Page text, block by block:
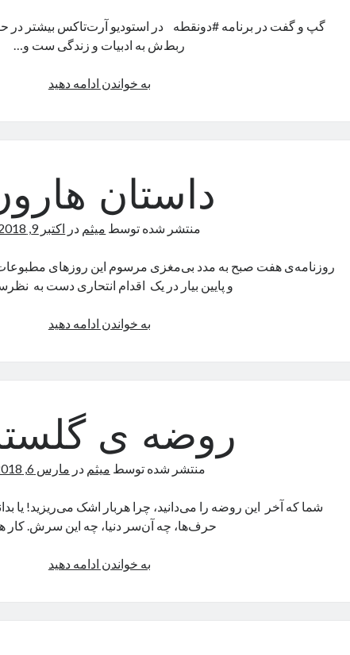
گپ و گفت در برنامه #دونقطه در استودیو آرت‌تاکس بیشتر در
ربط‌ش به ادبیات و زندگی ست و…
به خواندن ادامه دهید
داستان
منتشر شده توسط میثم در اکتبر 9, 2018
روزنامه‌ی هفت صبح به مدد بی‌مغزی مرسوم این روزهای مطبوعات و
و پایین بیار در یک اقدام انتحاری دست به
به خواندن ادامه دهید
روضه ی
منتشر شده توسط میثم در مارس 6, 2018
شما که آخر این روضه را می‌دانید، چرا هربار اشک می‌ریزید! یا
حرف‌ها، چه آن‌سر دنیا، چه این سرش. کار
به خواندن ادامه دهید